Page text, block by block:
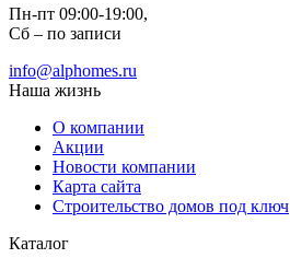
Пн-пт 09:00-19:00,
Сб – по записи
info@alphomes.ru
Наша жизнь
О компании
Акции
Новости компании
Карта сайта
Строительство домов под ключ
Каталог